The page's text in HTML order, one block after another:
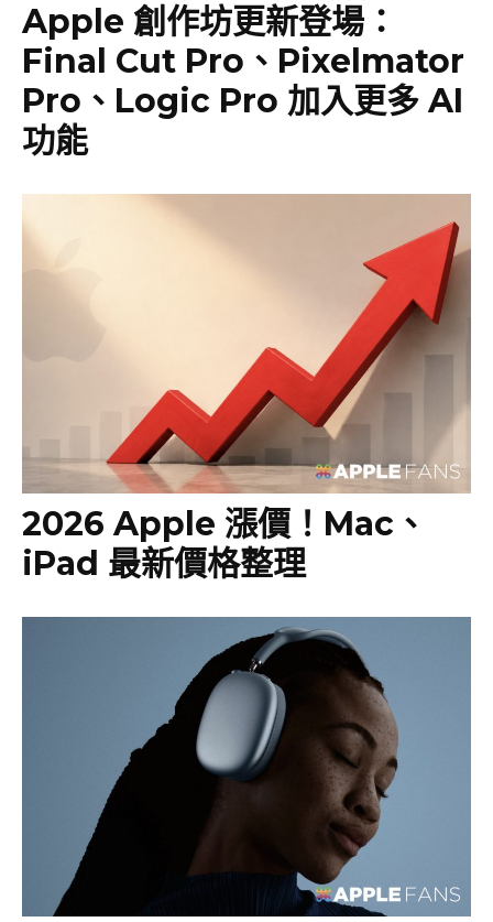
Apple 創作坊更新登場：
Final Cut Pro、Pixelmator
Pro、Logic Pro 加入更多 AI
功能
2026 Apple 漲價！Mac、
iPad 最新價格整理